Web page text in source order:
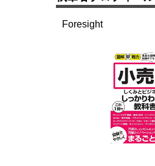
Foresight